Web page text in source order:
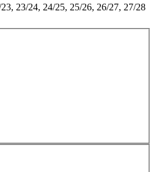
23, 23/24, 24/25, 25/26, 26/27, 27/28